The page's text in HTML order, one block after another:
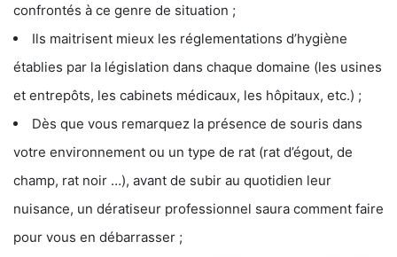
confrontés à ce genre de situation ;
Ils maitrisent mieux les réglementations d’hygiène
établies par la législation dans chaque domaine (les usines
et entrepôts, les cabinets médicaux, les hôpitaux, etc.) ;
Dès que vous remarquez la présence de souris dans
votre environnement ou un type de rat (rat d’égout, de
champ, rat noir …), avant de subir au quotidien leur
nuisance, un dératiseur professionnel saura comment faire
pour vous en débarrasser ;